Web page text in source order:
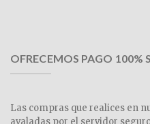
OFRECEMOS PAGO 100%
Las compras que realices en
avaladas por el servidor